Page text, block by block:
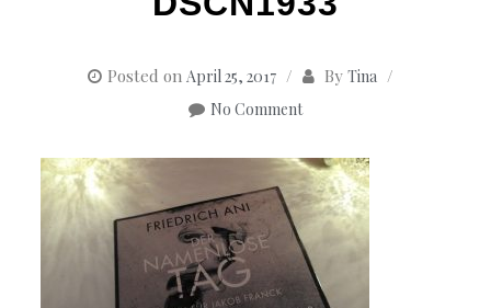
Posted on April 25, 2017 By Tina
No Comment